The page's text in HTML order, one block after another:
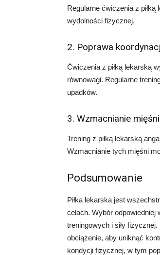
Regularne ćwiczenia z
wydolności fizycznej.
2. Poprawa
Ćwiczenia z piłką lekarską
równowagi. Regularne
upadków.
3. Wzmacnianie
Trening z piłką lekarską
Wzmacnianie tych mięśni
Podsumowanie
Piłka lekarska jest
celach. Wybór odpowiedniej
treningowych i siły
obciążenie, aby uniknąć
kondycji fizycznej, w tym